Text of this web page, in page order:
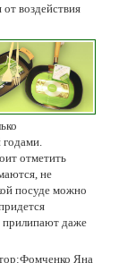
воздействия
отметить
не
посуде можно
прилипают даже
Яна